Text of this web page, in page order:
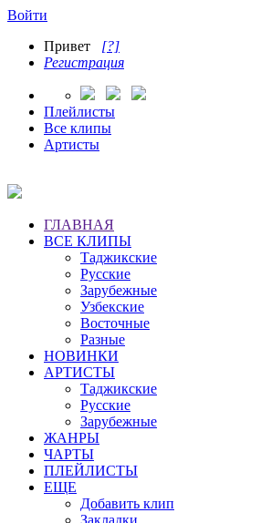
Войти
Привет [?]
Регистрация
Плейлисты
Все клипы
Артисты
ГЛАВНАЯ
ВСЕ КЛИПЫ
Таджикские
Русские
Зарубежные
Узбекские
Восточные
Разные
НОВИНКИ
АРТИСТЫ
Таджикские
Русские
Зарубежные
ЖАНРЫ
ЧАРТЫ
ПЛЕЙЛИСТЫ
ЕЩЕ
Добавить клип
Закладки